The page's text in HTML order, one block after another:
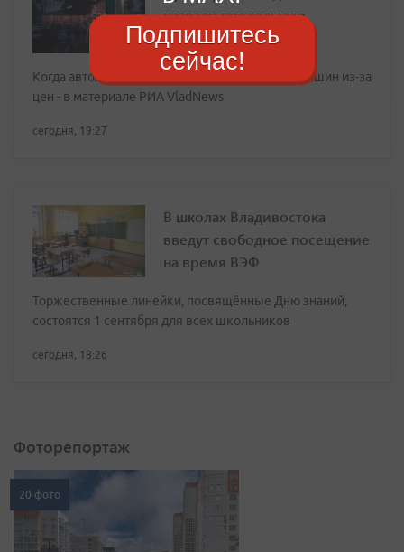
назвали предельную
стоимость топлива
Когда автолюбители Приморья откажутся от машин из-за
цен - в материале РИА VladNews
сегодня, 19:27
В школах Владивостока
введут свободное посещение
на время ВЭФ
Торжественные линейки, посвящённые Дню знаний,
состоятся 1 сентября для всех школьников
сегодня, 18:26
Фоторепортаж
20 фото
Подпишитесь
сейчас!